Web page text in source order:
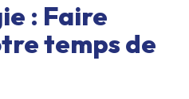
: Faire
temps de